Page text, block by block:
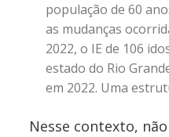
população de 60
as mudanças
2022, o IE de 106
estado do Rio
em 2022. Uma
Nesse contexto,